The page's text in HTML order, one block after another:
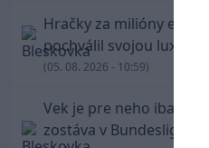
Hračky za milióny eur!
pochválil svojou
(05. 08. 2026 - 10:59)
Vek je pre neho iba
zostáva v Bundeslige,